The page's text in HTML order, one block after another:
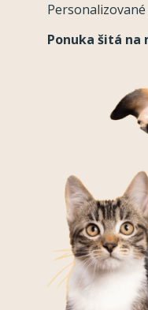
Personalizované
Ponuka šitá na